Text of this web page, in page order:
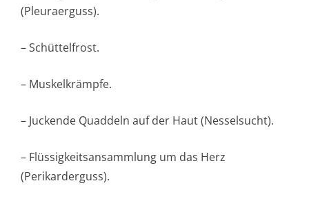
(Pleuraerguss).
– Schüttelfrost.
– Muskelkrämpfe.
– Juckende Quaddeln auf der Haut (Nesselsucht).
– Flüssigkeitsan­sammlung um das Herz
(Perikarderguss).